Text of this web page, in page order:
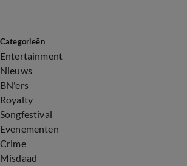
Categorieën
Entertainment
Nieuws
BN'ers
Royalty
Songfestival
Evenementen
Crime
Misdaad